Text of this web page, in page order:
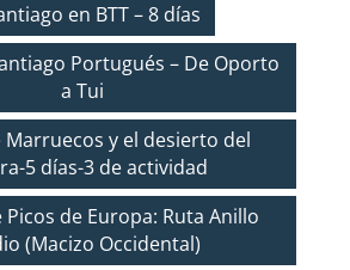
en BTT – 8 días
Portugués – De Oporto
a Tui
Marruecos y el desierto del
5 días-3 de actividad
Picos de Europa: Ruta Anillo
(Macizo Occidental)